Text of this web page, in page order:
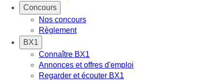
Concours
Nos concours
Règlement
BX1
Connaître BX1
Annonces et offres d'emploi
Regarder et écouter BX1